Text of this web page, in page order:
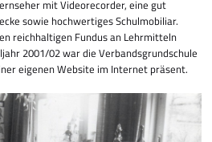
mit Videorecorder, eine gut
sowie hochwertiges Schulmobiliar.
reichhaltigen Fundus an Lehr­­mitteln
2001/02 war die Verbandsgrundschule
eigenen Website im Internet präsent.